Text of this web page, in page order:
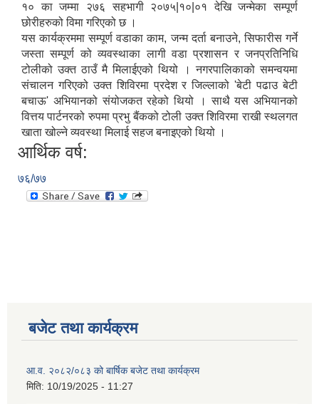
१० का जम्मा २७६ सहभागी २०७५|१०|०१ देखि जन्मेका सम्पूर्ण
छोरीहरुको विमा गरिएको छ ।
यस कार्यक्रममा सम्पूर्ण वडाका काम, जन्म दर्ता बनाउने, सिफारीस गर्ने
जस्ता सम्पूर्ण को व्यवस्थाका लागी वडा प्रशासन र जनप्रतिनिधि
टोलीको उक्त ठाउँ मै मिलाईएको थियो । नगरपालिकाको समन्वयमा
संचालन गरिएको उक्त शिविरमा प्रदेश र जिल्लाको 'बेटी पढाउ बेटी
बचाऊ' अभियानको संयोजकत रहेको थियो । साथै यस अभियानको
वित्तय पार्टनरको रुपमा प्रभु बैंकको टोली उक्त शिविरमा राखी स्थलगत
खाता खोल्ने व्यवस्था मिलाई सहज बनाइएको थियो ।
आर्थिक वर्ष:
७६/७७
बजेट तथा कार्यक्रम
आ.व. २०८२/०८३ को बार्षिक बजेट तथा कार्यक्रम
मिति: 10/19/2025 - 11:27